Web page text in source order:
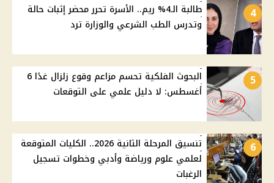
4
طالبة الـ4% ريم.. الأسرة تحرر محضر إثبات حالة
وتدرس الطب الشرعي والوزارة ترد
5
البحوث الفلكية تحسم مزاعم وقوع زلزال غدًا 6
أغسطس: لا دليل علمي على التوقعات
6
تنسيق المرحلة الثانية 2026.. الكليات المتوقعة
لعلمي علوم ورياضة وأدبي وخطوات تسجيل
الرغبات